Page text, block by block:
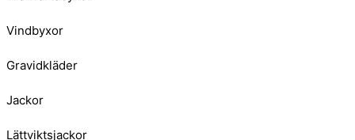
Vindbyxor
Gravidkläder
Jackor
Lättviktsjackor